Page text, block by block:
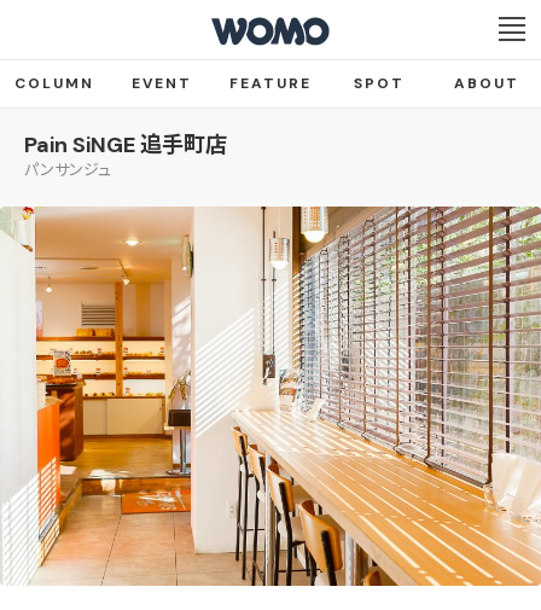
COLUMN EVENT FEATURE SPOT ABOUT
Pain SiNGE 追手町店
パンサンジュ